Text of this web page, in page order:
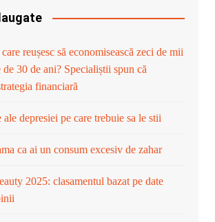
reușesc să economisească zeci de mii
30 de ani? Specialiștii spun că
financiară
ale depresiei pe care trebuie sa le stii
ca ai un consum excesiv de zahar
2025: clasamentul bazat pe date